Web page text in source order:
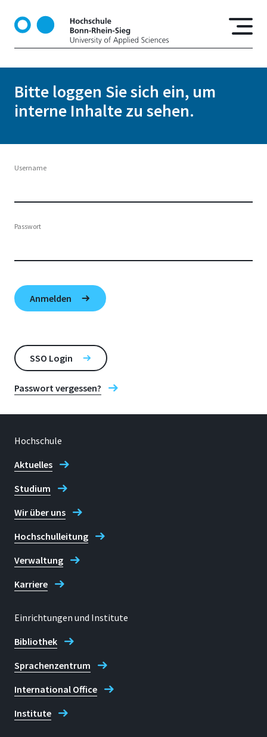
k
Bitte loggen Sie sich ein, um
interne Inhalte zu sehen.
Username
Passwort
SSO Login
Passwort vergessen?
Hochschule
Aktuelles
Studium
Wir über uns
Hochschulleitung
Verwaltung
Karriere
Einrichtungen und Institute
Bibliothek
Sprachenzentrum
International Office
Institute